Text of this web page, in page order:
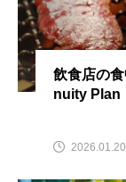
飲食店の
nuity Plan
2026.01.20